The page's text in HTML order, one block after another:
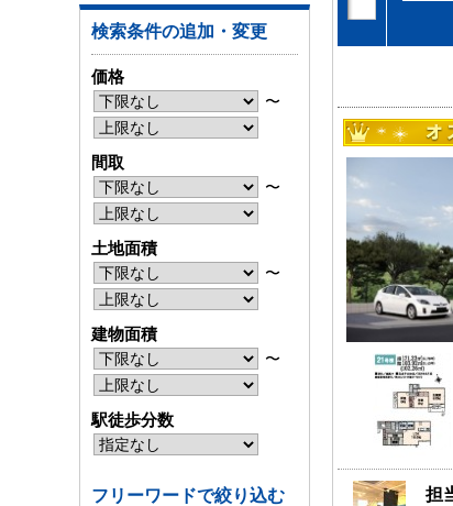
担
検索条件の追加・変更
価格
〜
間取
〜
土地面積
〜
建物面積
〜
駅徒歩分数
フリーワードで絞り込む